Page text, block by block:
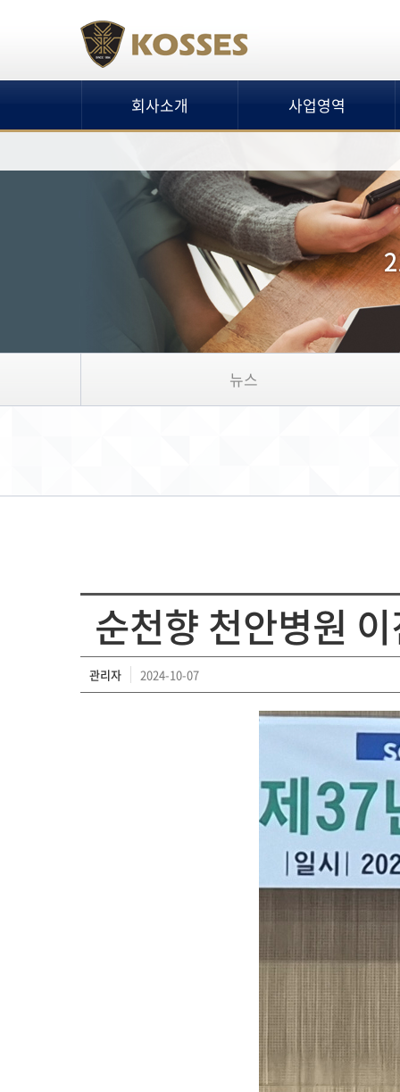
회사소개 사업영역
뉴스
순천향 천안병원
관리자 2024-10-07